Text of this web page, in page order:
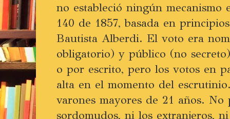
no estableció ningún
140 de 1857, basada en
Bautista Alberdi. El voto era
obligatorio) y público (no
o por escrito, pero los votos en
alta en el momento del
varones mayores de 21 años.
sordomudos, ni los extranjeros,